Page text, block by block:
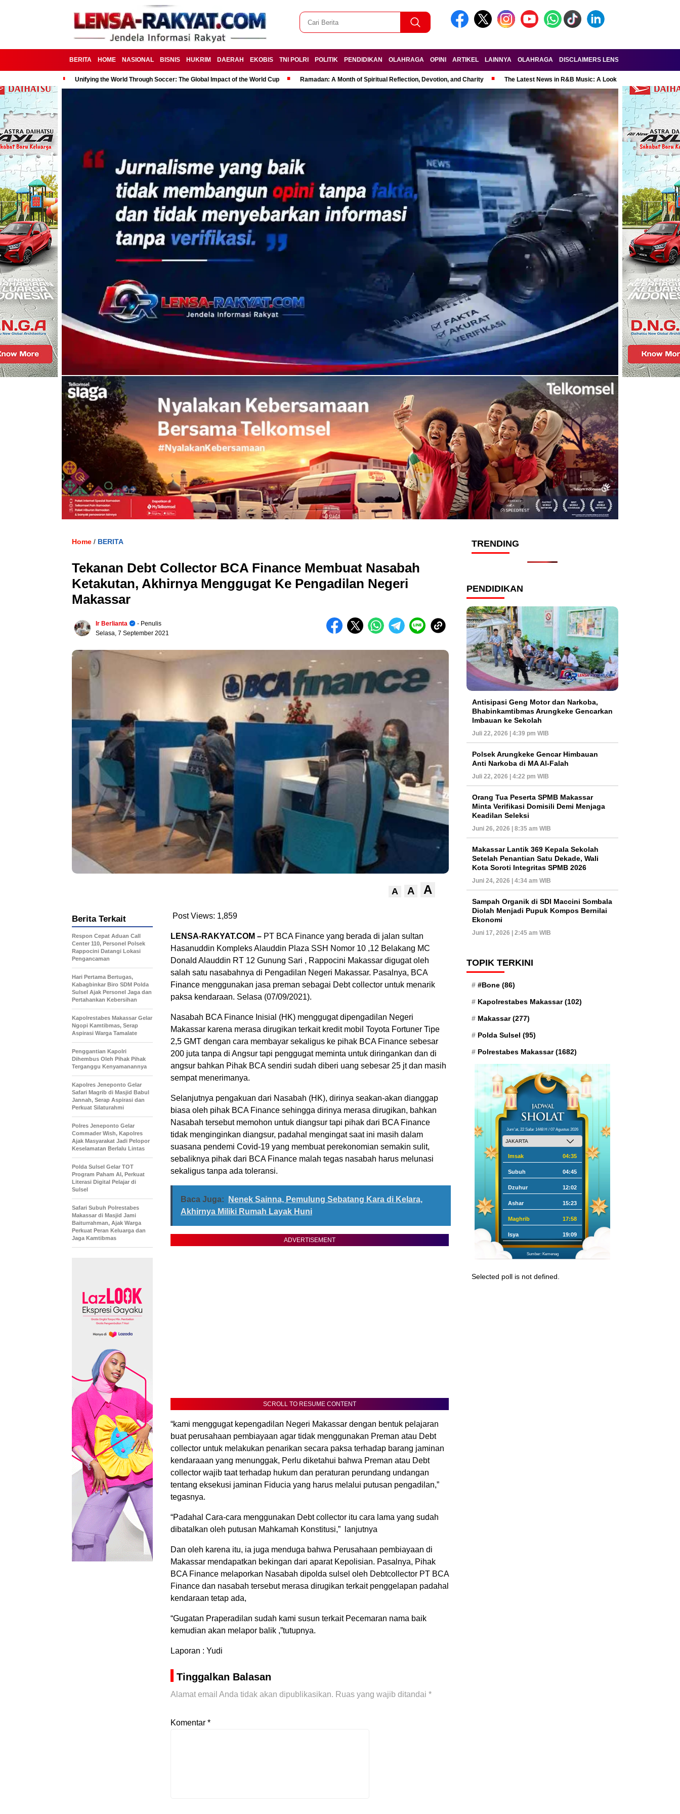
BERITA HOME NASIONAL BISNIS HUKRIM DAERAH EKOBIS TNI POLRI POLITIK PENDIDIKAN OLAHRAGA OPINI ARTIKEL LAINNYA OLAHRAGA DISCLAIMERS LENSA-RAKYAT.COM
Unifying the World Through Soccer: The Global Impact of the World Cup Ramadan: A Month of Spiritual Reflection, Devotion, and Charity The Latest News in R&B Music: A Look at Super Bowl
Home / BERITA
Tekanan Debt Collector BCA Finance Membuat Nasabah
Ketakutan, Akhirnya Menggugat Ke Pengadilan Negeri
Makassar
Ir Berlianta
- Penulis
Selasa, 7 September 2021
A A A
Post Views: 1,859
LENSA-RAKYAT.COM – PT BCA Finance yang berada di jalan sultan
Hasanuddin Kompleks Alauddin Plaza SSH Nomor 10 ,12 Belakang MC
Donald Alauddin RT 12 Gunung Sari , Rappocini Makassar digugat oleh
salah satu nasabahnya di Pengadilan Negeri Makassar. Pasalnya, BCA
Finance menggunakan jasa preman sebagai Debt collector untuk menarik
paksa kendaraan. Selasa (07/09/2021).
Nasabah BCA Finance Inisial (HK) menggugat dipengadilan Negeri
Makassar karena merasa dirugikan terkait kredit mobil Toyota Fortuner Tipe
2,5 GMT dengan cara membayar sekaligus ke pihak BCA Finance sebesar
200 juta tanpa di Angsur tapi penggugat meminta untuk diringankan dan di
angsur bahkan Pihak BCA sendiri sudah diberi uang sebesar 25 jt dan masih
sempat menerimanya.
Selanjutnya pengakuan dari Nasabah (HK), dirinya seakan-akan dianggap
biasa oleh pihak BCA Finance sehingga dirinya merasa dirugikan, bahkan
Nasabah tersebut memohon untuk diangsur tapi pihak dari BCA Finance
tidak menginginkan diangsur, padahal mengingat saat ini masih dalam
suasana pendemi Covid-19 yang membuat perekonomian semakin sulit,
sebaliknya pihak dari BCA Finance malah tegas nasabah harus melunasi
sekaligus tanpa ada toleransi.
Baca Juga:
Nenek Sainna, Pemulung Sebatang Kara di Kelara,
Akhirnya Miliki Rumah Layak Huni
ADVERTISEMENT
SCROLL TO RESUME CONTENT
“kami menggugat kepengadilan Negeri Makassar dengan bentuk pelajaran
buat perusahaan pembiayaan agar tidak menggunakan Preman atau Debt
collector untuk melakukan penarikan secara paksa terhadap barang jaminan
kendaraaan yang menunggak, Perlu diketahui bahwa Preman atau Debt
collector wajib taat terhadap hukum dan peraturan perundang undangan
tentang eksekusi jaminan Fiducia yang harus melalui putusan pengadilan,”
tegasnya.
“Padahal Cara-cara menggunakan Debt collector itu cara lama yang sudah
dibatalkan oleh putusan Mahkamah Konstitusi,” lanjutnya
Dan oleh karena itu, ia juga menduga bahwa Perusahaan pembiayaan di
Makassar mendapatkan bekingan dari aparat Kepolisian. Pasalnya, Pihak
BCA Finance melaporkan Nasabah dipolda sulsel oleh Debtcollector PT BCA
Finance dan nasabah tersebut merasa dirugikan terkait penggelapan padahal
kendaraan tetap ada,
“Gugatan Praperadilan sudah kami susun terkait Pecemaran nama baik
kemudian akan melapor balik ,”tutupnya.
Laporan : Yudi
Tinggalkan Balasan
Alamat email Anda tidak akan dipublikasikan. Ruas yang wajib ditandai *
Komentar *
Berita Terkait
Respon Cepat Aduan Call
Center 110, Personel Polsek
Rappocini Datangi Lokasi
Pengancaman
Hari Pertama Bertugas,
Kabagbinkar Biro SDM Polda
Sulsel Ajak Personel Jaga dan
Pertahankan Kebersihan
Kapolrestabes Makassar Gelar
Ngopi Kamtibmas, Serap
Aspirasi Warga Tamalate
Penggantian Kapolri
Dihembus Oleh Pihak Pihak
Terganggu Kenyamanannya
Kapolres Jeneponto Gelar
Safari Magrib di Masjid Babul
Jannah, Serap Aspirasi dan
Perkuat Silaturahmi
Polres Jeneponto Gelar
Commader Wish, Kapolres
Ajak Masyarakat Jadi Pelopor
Keselamatan Berlalu Lintas
Polda Sulsel Gelar TOT
Program Paham AI, Perkuat
Literasi Digital Pelajar di
Sulsel
Safari Subuh Polrestabes
Makassar di Masjid Jami
Baiturrahman, Ajak Warga
Perkuat Peran Keluarga dan
Jaga Kamtibmas
TRENDING
PENDIDIKAN
Antisipasi Geng Motor dan Narkoba,
Bhabinkamtibmas Arungkeke Gencarkan
Imbauan ke Sekolah
Juli 22, 2026 | 4:39 pm WIB
Polsek Arungkeke Gencar Himbauan
Anti Narkoba di MA Al-Falah
Juli 22, 2026 | 4:22 pm WIB
Orang Tua Peserta SPMB Makassar
Minta Verifikasi Domisili Demi Menjaga
Keadilan Seleksi
Juni 26, 2026 | 8:35 am WIB
Makassar Lantik 369 Kepala Sekolah
Setelah Penantian Satu Dekade, Wali
Kota Soroti Integritas SPMB 2026
Juni 24, 2026 | 4:34 am WIB
Sampah Organik di SDI Maccini Sombala
Diolah Menjadi Pupuk Kompos Bernilai
Ekonomi
Juni 17, 2026 | 2:45 am WIB
TOPIK TERKINI
#Bone (86)
Kapolrestabes Makassar(102)
Makassar(277)
Polda Sulsel (95)
Polrestabes Makassar(1682)
Jum'at, 22 Safar 1448 H / 07 Agustus 2026
Imsak 04:35
Subuh 04:45
Dzuhur 12:02
Ashar 15:23
Maghrib 17:58
Isya 19:09
Sumber: Kemenag
Selected poll is not defined.